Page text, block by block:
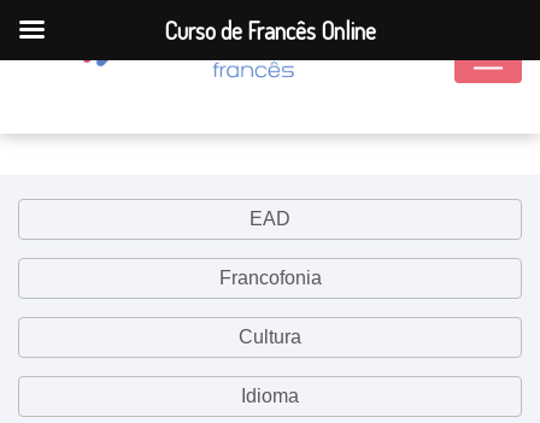
EAD
Francofonia
Cultura
Idioma
Curso de Francês Online